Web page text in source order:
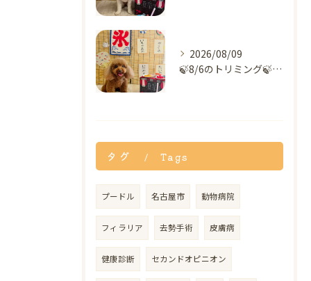
2026/08/09
🍃8/6のトリミング🍃プードル🐶｜名東区・千種区・守山区の動...
タグ Tags
プードル 名古屋市 動物病院
フィラリア 去勢手術 皮膚病
健康診断 セカンドオピニオン